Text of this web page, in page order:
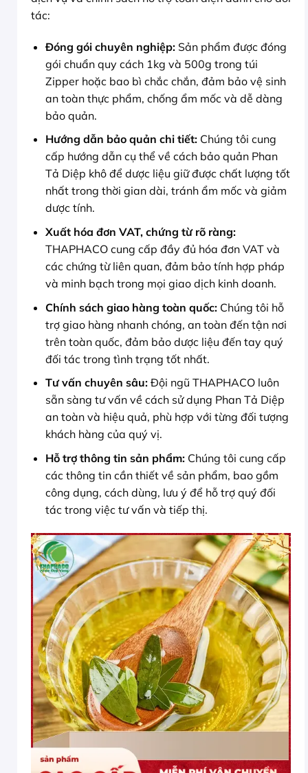
tác:
Đóng gói chuyên nghiệp:Sản phẩm được đóng
gói chuẩn quy cách 1kg và 500g trong túi
Zipper hoặc bao bì chắc chắn, đảm bảo vệ sinh
an toàn thực phẩm, chống ẩm mốc và dễ dàng
bảo quản.
Hướng dẫn bảo quản chi tiết:Chúng tôi cung
cấp hướng dẫn cụ thể về cách bảo quản Phan
Tả Diệp khô để dược liệu giữ được chất lượng tốt
nhất trong thời gian dài, tránh ẩm mốc và giảm
dược tính.
Xuất hóa đơn VAT, chứng từ rõ ràng:
THAPHACO cung cấp đầy đủ hóa đơn VAT và
các chứng từ liên quan, đảm bảo tính hợp pháp
và minh bạch trong mọi giao dịch kinh doanh.
Chính sách giao hàng toàn quốc:Chúng tôi hỗ
trợ giao hàng nhanh chóng, an toàn đến tận nơi
trên toàn quốc, đảm bảo dược liệu đến tay quý
đối tác trong tình trạng tốt nhất.
Tư vấn chuyên sâu:Đội ngũ THAPHACO luôn
sẵn sàng tư vấn về cách sử dụng Phan Tả Diệp
an toàn và hiệu quả, phù hợp với từng đối tượng
khách hàng của quý vị.
Hỗ trợ thông tin sản phẩm:Chúng tôi cung cấp
các thông tin cần thiết về sản phẩm, bao gồm
công dụng, cách dùng, lưu ý để hỗ trợ quý đối
tác trong việc tư vấn và tiếp thị.